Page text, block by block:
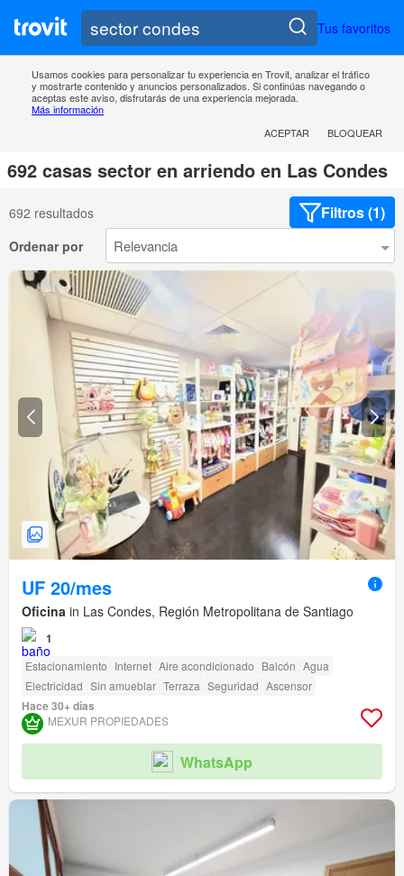
Tus favoritos
Usamos cookies para personalizar tu experiencia en Trovit, analizar el tráfico
y mostrarte contenido y anuncios personalizados. Si continúas navegando o
aceptas este aviso, disfrutarás de una experiencia mejorada.
Más información
ACEPTAR
BLOQUEAR
692 casas sector en arriendo en Las Condes
692 resultados Filtros (1)
Ordenar por
UF 20/mes
Oficina in Las Condes, Región Metropolitana de Santiago
1
Estacionamiento Internet Aire acondicionado Balcón Agua
Electricidad Sin amueblar Terraza Seguridad Ascensor
Hace 30+ días
MEXUR PROPIEDADES
WhatsApp